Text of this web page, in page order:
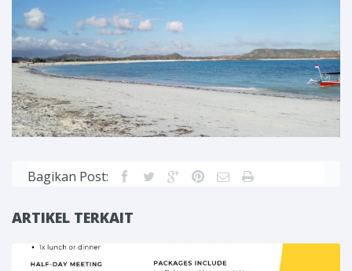
Bagikan Post:
ARTIKEL TERKAIT